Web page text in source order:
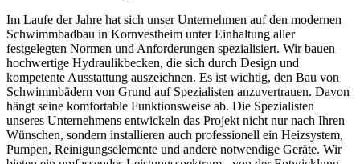
Im Laufe der Jahre hat sich unser Unternehmen auf den modernen
Schwimmbadbau in Kornvestheim unter Einhaltung aller
festgelegten Normen und Anforderungen spezialisiert. Wir bauen
hochwertige Hydraulikbecken, die sich durch Design und
kompetente Ausstattung auszeichnen. Es ist wichtig, den Bau von
Schwimmbädern von Grund auf Spezialisten anzuvertrauen. Davon
hängt seine komfortable Funktionsweise ab. Die Spezialisten
unseres Unternehmens entwickeln das Projekt nicht nur nach Ihren
Wünschen, sondern installieren auch professionell ein Heizsystem,
Pumpen, Reinigungselemente und andere notwendige Geräte. Wir